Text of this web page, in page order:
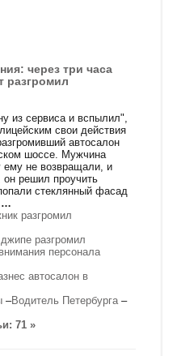
через три часа
разгромил
из сервиса и вспылил",
свои действия
автосалон
шоссе. Мужчина
ему не возвращали, и
он решил проучить
стеклянный фасад
…
разгромил
разгромил
персонала
автосалон в
–Водитель Петербурга –
71 »